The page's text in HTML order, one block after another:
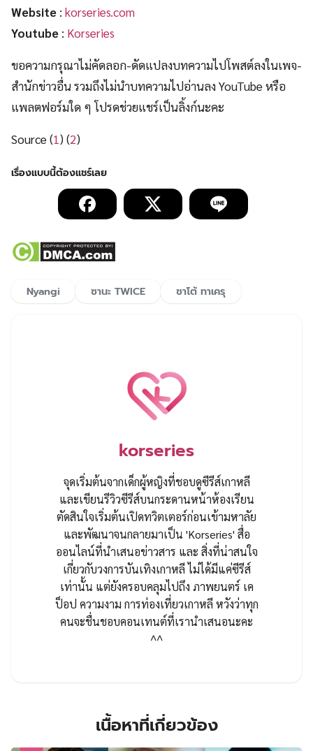
Website : korseries.com
Youtube : Korseries
ขอความกรุณาไม่คัดลอก-ดัดแปลงบทความไปโพสต์ลงในเพจ-
สำนักข่าวอื่น รวมถึงไม่นำบทความไปอ่านลง YouTube หรือ
แพลตฟอร์มใด ๆ โปรดช่วยแชร์เป็นลิ้งก์นะคะ
Source (1) (2)
Nyangi ซานะ TWICE ซาโต้ ทาเครุ
korseries
จุดเริ่มต้นจากเด็กผู้หญิงที่ชอบดูซีรีส์เกาหลี
และเขียนรีวิวซีรีส์บนกระดานหน้าห้องเรียน
ตัดสินใจเริ่มต้นเปิดทวิตเตอร์ก่อนเข้ามหาลัย
และพัฒนาจนกลายมาเป็น 'Korseries' สื่อ
ออนไลน์ที่นำเสนอข่าวสาร และ สิ่งที่น่าสนใจ
เกี่ยวกับวงการบันเทิงเกาหลี ไม่ได้มีแค่ซีรีส์
เท่านั้น แต่ยังครอบคลุมไปถึง ภาพยนตร์ เค
ป็อป ความงาม การท่องเที่ยวเกาหลี หวังว่าทุก
คนจะชื่นชอบคอนเทนต์ที่เรานำเสนอนะคะ
^^
เนื้อหาที่เกี่ยวข้อง